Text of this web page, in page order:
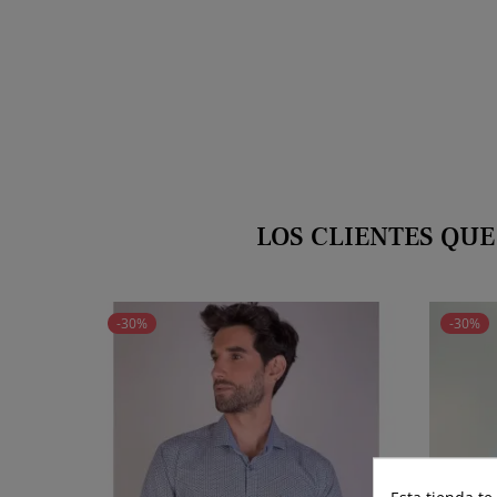
LOS CLIENTES
-30% -30%